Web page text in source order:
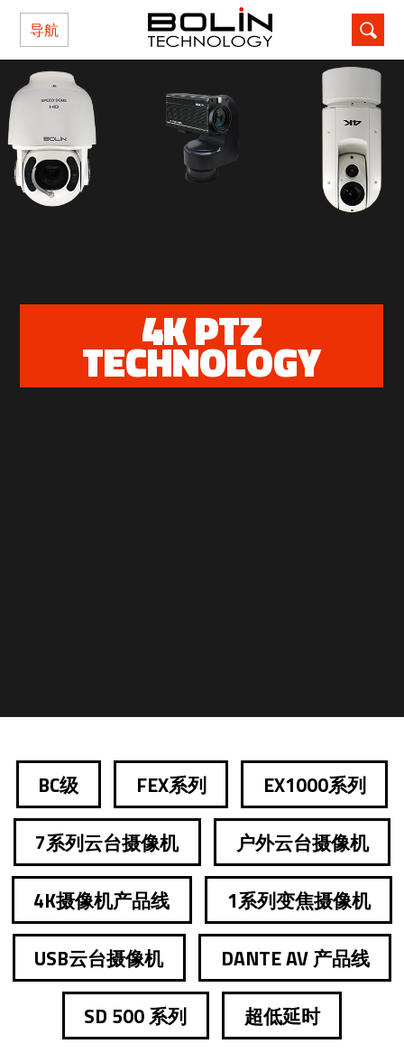
导航
4K PTZ
TECHNOLOGY
BC级 FEX系列
EX1000系列
7系列云台摄像机
户外云台摄像机
4K摄像机产品线
1系列变焦摄像机
USB云台摄像机
DANTE AV 产品线
SD 500 系列
超低延时